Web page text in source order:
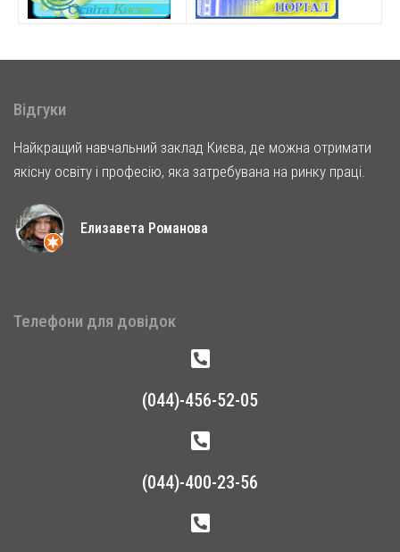
Відгуки
Найкращий навчальний заклад Києва, де можна отримати
якісну освіту і професію, яка затребувана на ринку праці.
Елизавета Романова
Телефони для довідок
(044)-456-52-05
(044)-400-23-56